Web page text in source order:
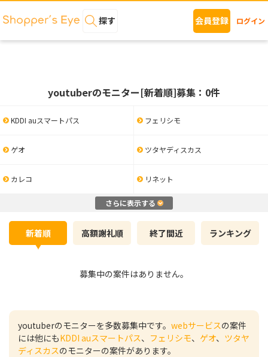
探す 会員登録 ログイン
youtuberのモニター[新着順]募集：0件
KDDI auスマートパス フェリシモ
ゲオ ツタヤディスカス
カレコ リネット
さらに表示する
新着順 高額謝礼順 終了間近 ランキング
募集中の案件はありません。
youtuberのモニターを多数募集中です。 webサービスの案件
には他にもKDDI auスマートパス、 フェリシモ、 ゲオ、 ツタヤ
ディスカスのモニターの案件があります。